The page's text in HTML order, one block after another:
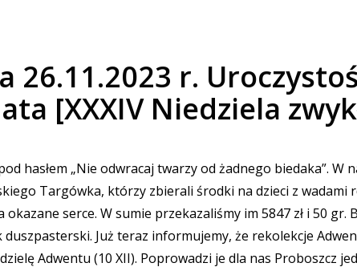
26.11.2023 r.
[XXXIV Niedziela
hasłem „Nie odwracaj twarzy od żadnego biedaka”. W
Targówka, którzy zbierali środki na dzieci z wadami
serce. W sumie przekazaliśmy im 5847 zł i 50 gr.
Już teraz informujemy, że rekolekcje
Adwentu (10 XII). Poprowadzi je dla nas Proboszcz